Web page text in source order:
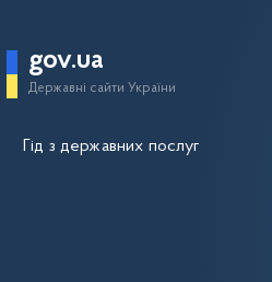
gov.ua
Державні сайти України
Гід з державних послуг